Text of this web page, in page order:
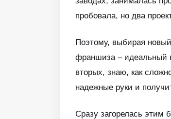
пробовала, но два
Поэтому, выбирая
франшиза – идеальный
вторых, знаю, как
надежные руки и
Сразу загорелась